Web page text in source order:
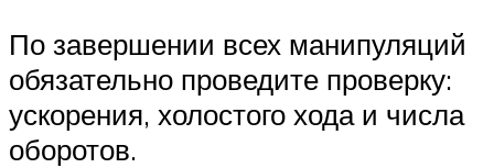
По завершении всех манипуляций
обязательно проведите проверку:
ускорения, холостого хода и числа
оборотов.